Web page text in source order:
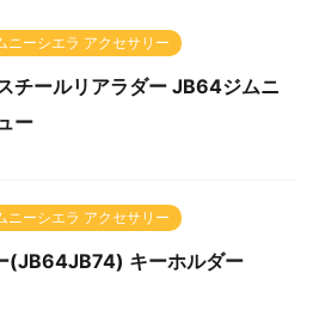
ニーシエラ アクセサリー
チールリアラダー JB64ジムニ
ー
ニーシエラ アクセサリー
(JB64JB74) キーホルダー